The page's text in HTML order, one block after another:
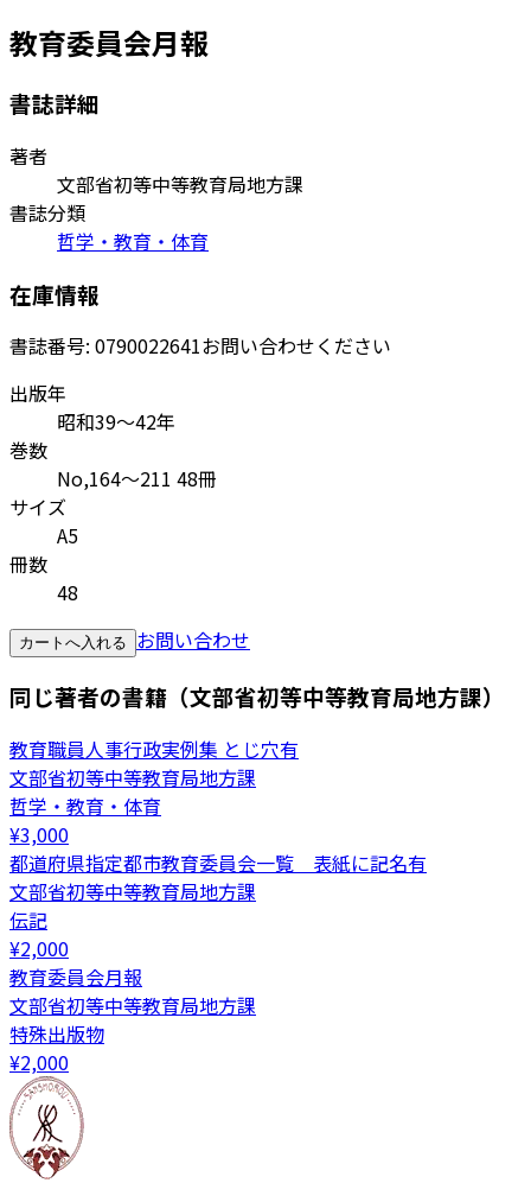
教育委員会月報
書誌詳細
著者
文部省初等中等教育局地方課
書誌分類
哲学・教育・体育
在庫情報
書誌番号: 0790022641お問い合わせください
出版年
昭和39～42年
巻数
No,164～211 48冊
サイズ
A5
冊数
48
カートへ入れる お問い合わせ
同じ著者の書籍（文部省初等中等教育局地方課）
教育職員人事行政実例集 とじ穴有
文部省初等中等教育局地方課
哲学・教育・体育
¥3,000
都道府県指定都市教育委員会一覧 表紙に記名有
文部省初等中等教育局地方課
伝記
¥2,000
教育委員会月報
文部省初等中等教育局地方課
特殊出版物
¥2,000